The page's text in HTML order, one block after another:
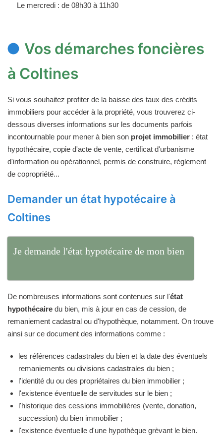
Le mercredi : de 08h30 à 11h30
Vos démarches foncières
à Coltines
Si vous souhaitez profiter de la baisse des taux des crédits
immobiliers pour accéder à la propriété, vous trouverez ci-
dessous diverses informations sur les documents parfois
incontournable pour mener à bien son projet immobilier : état
hypothécaire, copie d'acte de vente, certificat d'urbanisme
d'information ou opérationnel, permis de construire, règlement
de copropriété...
Demander un état hypotécaire à
Coltines
Je demande l'état hypotécaire de mon bien
De nombreuses informations sont contenues sur l'état
hypothécaire du bien, mis à jour en cas de cession, de
remaniement cadastral ou d'hypothèque, notamment. On trouve
ainsi sur ce document des informations comme :
les références cadastrales du bien et la date des éventuels
remaniements ou divisions cadastrales du bien ;
l'identité du ou des propriétaires du bien immobilier ;
l'existence éventuelle de servitudes sur le bien ;
l'historique des cessions immobilières (vente, donation,
succession) du bien immobilier ;
l'existence éventuelle d'une hypothèque grèvant le bien.